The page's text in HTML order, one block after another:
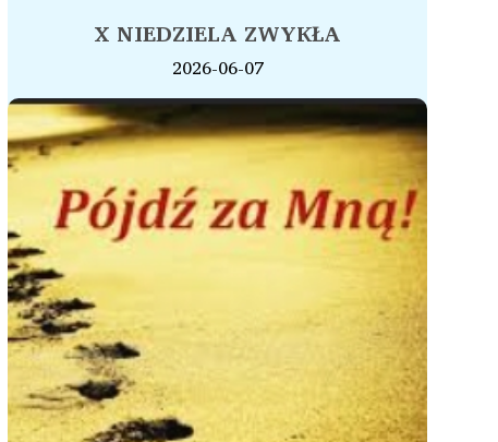
X NIEDZIELA ZWYKŁA
2026-06-07